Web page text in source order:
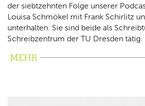
der siebtzehnten Folge unserer
Louisa Schmökel mit Frank Schirlitz
unterhalten. Sie sind beide als
Schreibzentrum der TU Dresden tätig.
MEHR